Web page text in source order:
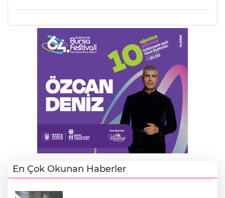
En Çok Okunan Haberler